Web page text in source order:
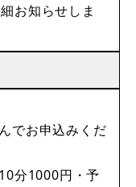
お知らせしま
でお申込みくだ
分1000円・予